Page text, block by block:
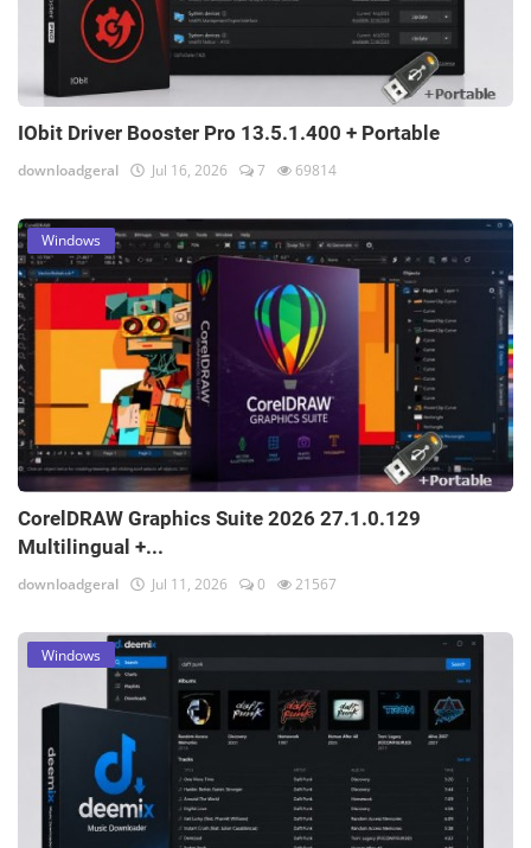
IObit Driver Booster Pro 13.5.1.400 + Portable
downloadgeral Jul 16, 2026 7 69814
Windows
CorelDRAW Graphics Suite 2026 27.1.0.129
Multilingual +...
downloadgeral Jul 11, 2026 0 21567
Windows